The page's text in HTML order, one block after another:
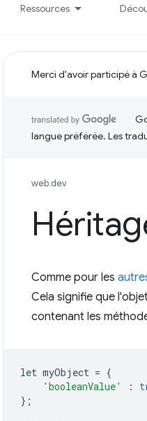
Ressources
Merci d'avoir participé à
langue préférée. Les
web.dev
Comme pour les
Cela signifie que
contenant les
let myObject = {
'booleanValue'
:
};